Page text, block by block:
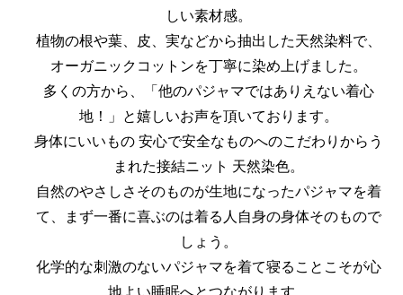
しい素材感。
植物の根や葉、皮、実などから抽出した天然染料で、
オーガニックコットンを丁寧に染め上げました。
多くの方から、「他のパジャマではありえない着心
地！」と嬉しいお声を頂いております。
身体にいいもの 安心で安全なものへのこだわりからう
まれた接結ニット 天然染色。
自然のやさしさそのものが生地になったパジャマを着
て、まず一番に喜ぶのは着る人自身の身体そのもので
しょう。
化学的な刺激のないパジャマを着て寝ることこそが心
地よい睡眠へとつながります。